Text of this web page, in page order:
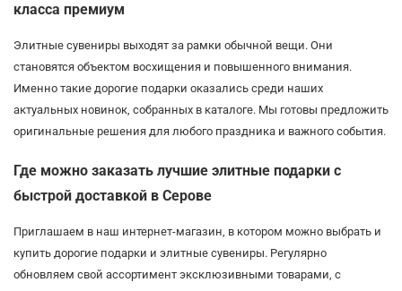
класса премиум
Элитные сувениры выходят за рамки обычной вещи. Они
становятся объектом восхищения и повышенного внимания.
Именно такие дорогие подарки оказались среди наших
актуальных новинок, собранных в каталоге. Мы готовы предложить
оригинальные решения для любого праздника и важного события.
Где можно заказать лучшие элитные подарки с
быстрой доставкой в Серове
Приглашаем в наш интернет-магазин, в котором можно выбрать и
купить дорогие подарки и элитные сувениры. Регулярно
обновляем свой ассортимент эксклюзивными товарами, с